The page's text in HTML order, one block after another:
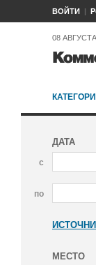
ВОЙТИ
08
ДАТА
с
по
МЕСТО